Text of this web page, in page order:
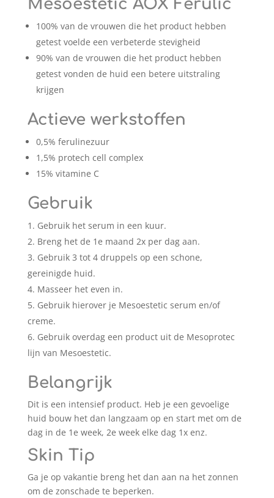
Mesoestetic AOX Ferulic
100% van de vrouwen die het product hebben
getest voelde een verbeterde stevigheid
90% van de vrouwen die het product hebben
getest vonden de huid een betere uitstraling
krijgen
Actieve werkstoffen
0,5% ferulinezuur
1,5% protech cell complex
15% vitamine C
Gebruik
Gebruik het serum in een kuur.
Breng het de 1e maand 2x per dag aan.
Gebruik 3 tot 4 druppels op een schone,
gereinigde huid.
Masseer het even in.
Gebruik hierover je Mesoestetic serum en/of
creme.
Gebruik overdag een product uit de Mesoprotec
lijn van Mesoestetic.
Belangrijk
Dit is een intensief product. Heb je een gevoelige
huid bouw het dan langzaam op en start met om de
dag in de 1e week, 2e week elke dag 1x enz.
Skin Tip
Ga je op vakantie breng het dan aan na het zonnen
om de zonschade te beperken.